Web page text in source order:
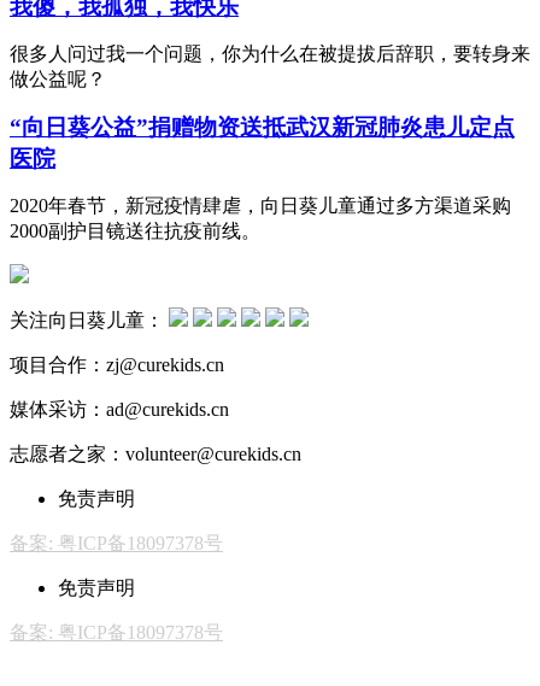
我傻，我孤独，我快乐
很多人问过我一个问题，你为什么在被提拔后辞职，要转身来
做公益呢？
“向日葵公益”捐赠物资送抵武汉新冠肺炎患儿定点
医院
2020年春节，新冠疫情肆虐，向日葵儿童通过多方渠道采购
2000副护目镜送往抗疫前线。
关注向日葵儿童：
项目合作：zj@curekids.cn
媒体采访：ad@curekids.cn
志愿者之家：volunteer@curekids.cn
免责声明
备案: 粤ICP备18097378号
免责声明
备案: 粤ICP备18097378号